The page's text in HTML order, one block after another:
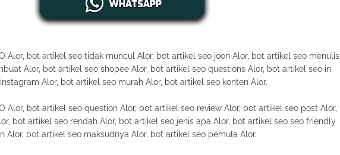
Alor, bot artikel seo tidak muncul Alor, bot artikel seo joon Alor, bot artikel seo menulis
Alor, bot artikel seo shopee Alor, bot artikel seo questions Alor, bot artikel seo in
Alor, bot artikel seo murah Alor, bot artikel seo konten Alor.
Alor, bot artikel seo question Alor, bot artikel seo review Alor, bot artikel seo post Alor,
bot artikel seo rendah Alor, bot artikel seo jenis apa Alor, bot artikel seo seo friendly
Alor, bot artikel seo maksudnya Alor, bot artikel seo pemula Alor.